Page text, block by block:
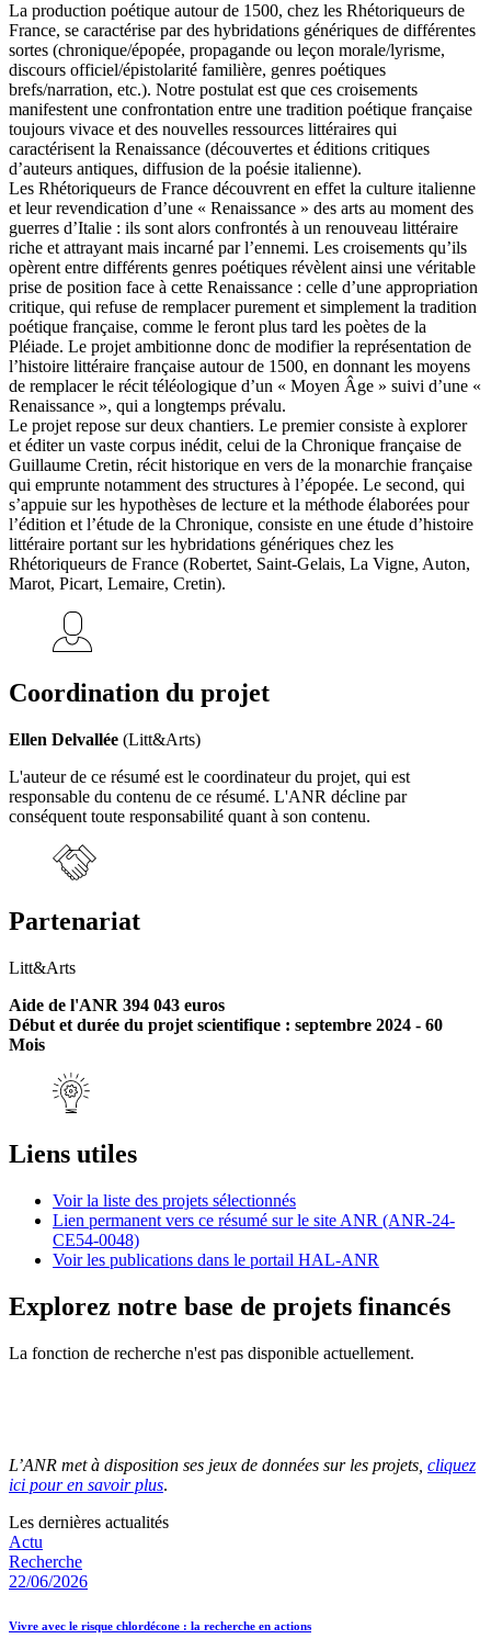
La production poétique autour de 1500, chez les Rhétoriqueurs de
France, se caractérise par des hybridations génériques de différentes
sortes (chronique/épopée, propagande ou leçon morale/lyrisme,
discours officiel/épistolarité familière, genres poétiques
brefs/narration, etc.). Notre postulat est que ces croisements
manifestent une confrontation entre une tradition poétique française
toujours vivace et des nouvelles ressources littéraires qui
caractérisent la Renaissance (découvertes et éditions critiques
d’auteurs antiques, diffusion de la poésie italienne).
Les Rhétoriqueurs de France découvrent en effet la culture italienne
et leur revendication d’une « Renaissance » des arts au moment des
guerres d’Italie : ils sont alors confrontés à un renouveau littéraire
riche et attrayant mais incarné par l’ennemi. Les croisements qu’ils
opèrent entre différents genres poétiques révèlent ainsi une véritable
prise de position face à cette Renaissance : celle d’une appropriation
critique, qui refuse de remplacer purement et simplement la tradition
poétique française, comme le feront plus tard les poètes de la
Pléiade. Le projet ambitionne donc de modifier la représentation de
l’histoire littéraire française autour de 1500, en donnant les moyens
de remplacer le récit téléologique d’un « Moyen Âge » suivi d’une «
Renaissance », qui a longtemps prévalu.
Le projet repose sur deux chantiers. Le premier consiste à explorer
et éditer un vaste corpus inédit, celui de la Chronique française de
Guillaume Cretin, récit historique en vers de la monarchie française
qui emprunte notamment des structures à l’épopée. Le second, qui
s’appuie sur les hypothèses de lecture et la méthode élaborées pour
l’édition et l’étude de la Chronique, consiste en une étude d’histoire
littéraire portant sur les hybridations génériques chez les
Rhétoriqueurs de France (Robertet, Saint-Gelais, La Vigne, Auton,
Marot, Picart, Lemaire, Cretin).
Coordination du projet
Ellen Delvallée (Litt&Arts)
L'auteur de ce résumé est le coordinateur du projet, qui est
responsable du contenu de ce résumé. L'ANR décline par
conséquent toute responsabilité quant à son contenu.
Partenariat
Litt&Arts
Aide de l'ANR 394 043 euros
Début et durée du projet scientifique : septembre 2024 - 60
Mois
Liens utiles
Voir la liste des projets sélectionnés
Lien permanent vers ce résumé sur le site ANR (ANR-24-
CE54-0048)
Voir les publications dans le portail HAL-ANR
Explorez notre base de projets financés
La fonction de recherche n'est pas disponible actuellement.
L’ANR met à disposition ses jeux de données sur les projets, cliquez
ici pour en savoir plus.
Les dernières actualités
Actu
Recherche
22/06/2026
Vivre avec le risque chlordécone : la recherche en actions